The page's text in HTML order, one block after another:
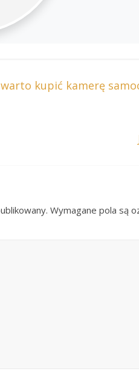
kupić kamerę
Wymagane pola są